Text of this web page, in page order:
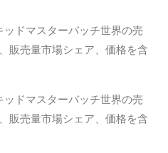
ドマスターバッチ世界の売
販売量市場シェア、価格を含
ドマスターバッチ世界の売
販売量市場シェア、価格を含